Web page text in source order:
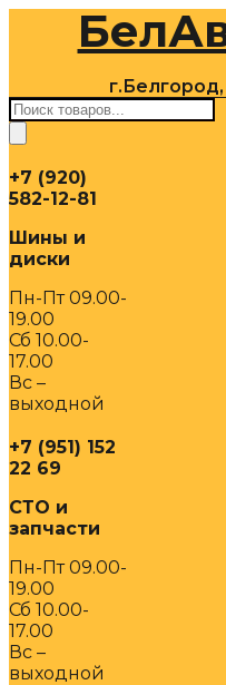
содержимому
Поиск
товаров
+7 (920)
582-12-81
Шины и
диски
Пн-Пт 09.00-
19.00
Сб 10.00-
17.00
Вс –
выходной
+7 (951) 152
22 69
СТО и
запчасти
Пн-Пт 09.00-
19.00
Сб 10.00-
17.00
Вс –
выходной